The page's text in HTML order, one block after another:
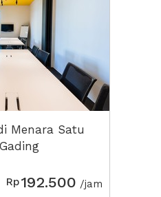
Menara Satu
Rp192.500 /jam